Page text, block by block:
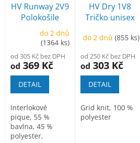
HV Runway 2V9
Polokošile
unisex
do 2 dnů
(1364 ks)
od 305 Kč bez DPH
od 369 Kč
DETAIL
Interlokové
pique, 55 %
bavlna, 45 %
polyester,
HV Dry 1V8
Tričko unisex
do 2 dnů(855 ks)
od 250 Kč bez DPH
od 303 Kč
DETAIL
Grid knit, 100 %
polyester